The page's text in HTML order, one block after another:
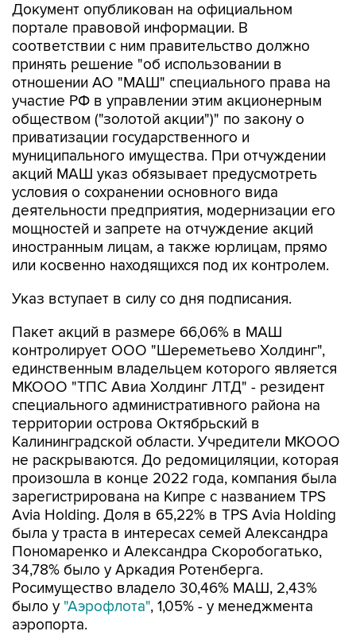
Документ опубликован на официальном
портале правовой информации. В
соответствии с ним правительство должно
принять решение "об использовании в
отношении АО "МАШ" специального права на
участие РФ в управлении этим акционерным
обществом ("золотой акции")" по закону о
приватизации государственного и
муниципального имущества. При отчуждении
акций МАШ указ обязывает предусмотреть
условия о сохранении основного вида
деятельности предприятия, модернизации его
мощностей и запрете на отчуждение акций
иностранным лицам, а также юрлицам, прямо
или косвенно находящихся под их контролем.
Указ вступает в силу со дня подписания.
Пакет акций в размере 66,06% в МАШ
контролирует ООО "Шереметьево Холдинг",
единственным владельцем которого является
МКООО "ТПС Авиа Холдинг ЛТД" - резидент
специального административного района на
территории острова Октябрьский в
Калининградской области. Учредители МКООО
не раскрываются. До редомициляции, которая
произошла в конце 2022 года, компания была
зарегистрирована на Кипре с названием TPS
Avia Holding. Доля в 65,22% в TPS Avia Holding
была у траста в интересах семей Александра
Пономаренко и Александра Скоробогатько,
34,78% было у Аркадия Ротенберга.
Росимущество владело 30,46% МАШ, 2,43%
было у "Аэрофлота", 1,05% - у менеджмента
аэропорта.